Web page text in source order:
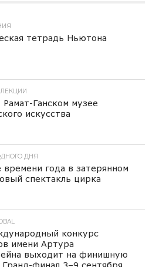
тетрадь Ньютона
Рамат-Ганском музее
искусства
ДНЯ
времени года в затерянном
спектакль цирка
конкурс
имени Артура
выходит на финишную
финал 3–9 сентября,